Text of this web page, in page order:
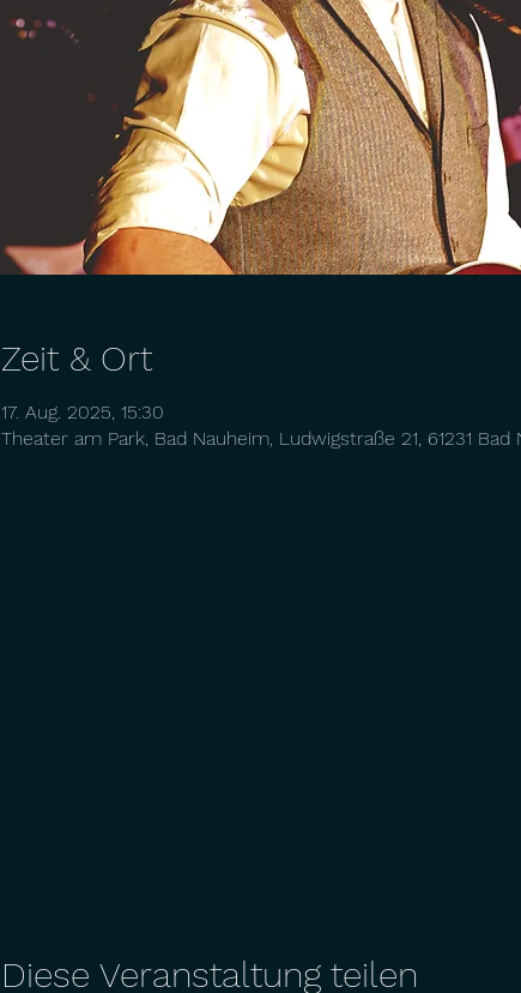
Zeit & Ort
17. Aug. 2025, 15:30
Theater am Park, Bad Nauheim, Ludwigstraße 21, 61231
Diese Veranstaltung teilen